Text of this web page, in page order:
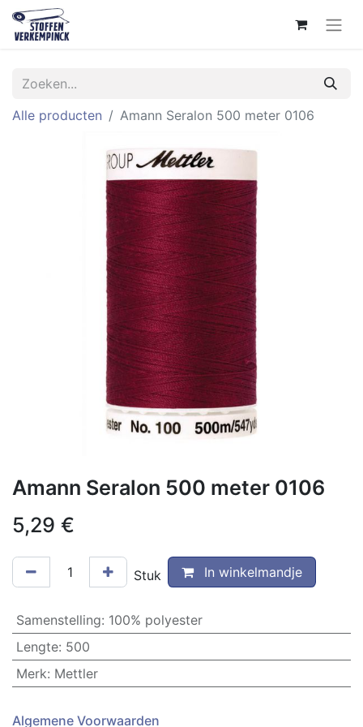
Alle producten Amann Seralon 500 meter 0106
Amann Seralon 500 meter 0106
5,29 €
Stuk In winkelmandje
Samenstelling: 100% polyester
Lengte: 500
Merk: Mettler
Algemene Voorwaarden